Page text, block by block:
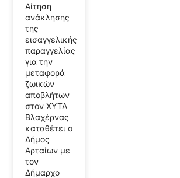
Αίτηση
ανάκλησης
της
εισαγγελικής
παραγγελίας
για την
μεταφορά
ζωικών
αποβλήτων
στον ΧΥΤΑ
Βλαχέρνας
καταθέτει ο
Δήμος
Αρταίων με
τον
Δήμαρχο